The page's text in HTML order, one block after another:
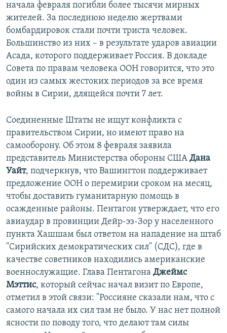
начала февраля погибли более тысячи мирных
жителей. За последнюю неделю жертвами
бомбардировок стали почти триста человек.
Большинство из них – в результате ударов авиации
Асада, которого поддерживает Россия. В докладе
Совета по правам человека ООН говорится, что это
один из самых жестоких периодов за все время
войны в Сирии, длящейся почти 7 лет.
Соединенные Штаты не ищут конфликта с
правительством Сирии, но имеют право на
самооборону. Об этом 8 февраля заявила
представитель Министерства обороны США Дана
Уайт, подчеркнув, что Вашингтон поддерживает
предложение ООН о перемирии сроком на месяц,
чтобы доставить гуманитарную помощь в
осажденные районы. Пентагон утверждает, что его
авиаудар в провинции Дейр-эз-Зор у населенного
пункта Хашшам был ответом на нападение на штаб
"Сирийских демократических сил" (СДС), где в
качестве советников находились американские
военнослужащие. Глава Пентагона Джеймс
Мэттис, который сейчас начал визит по Европе,
отметил в этой связи: "Россияне сказали нам, что с
самого начала их сил там не было. У нас нет полной
ясности по поводу того, что делают там силы